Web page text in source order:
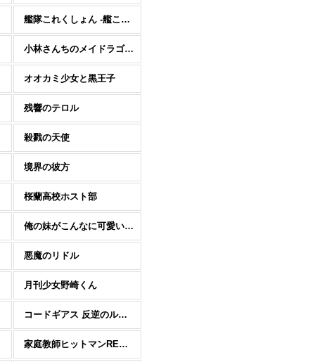
艦隊これくしょん -艦これ-
小林さんちのメイドラゴン
オオカミ少女と黒王子
残響のテロル
殺戮の天使
境界の彼方
桜蘭高校ホスト部
俺の妹がこんなに可愛いわけがない
悪魔のリドル
月刊少女野崎くん
コードギアス 反逆のルルーシュ C.C.
家庭教師ヒットマンREBORN!